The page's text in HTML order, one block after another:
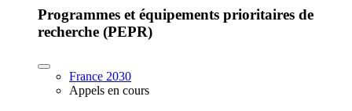
Programmes et équipements prioritaires de
recherche (PEPR)
France 2030
Appels en cours